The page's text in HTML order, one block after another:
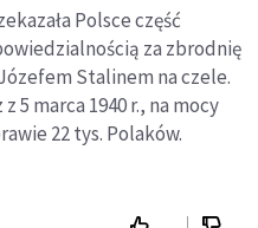
Polsce część
za zbrodnię
Stalinem na czele.
5 marca 1940 r., na mocy
22 tys. Polaków.